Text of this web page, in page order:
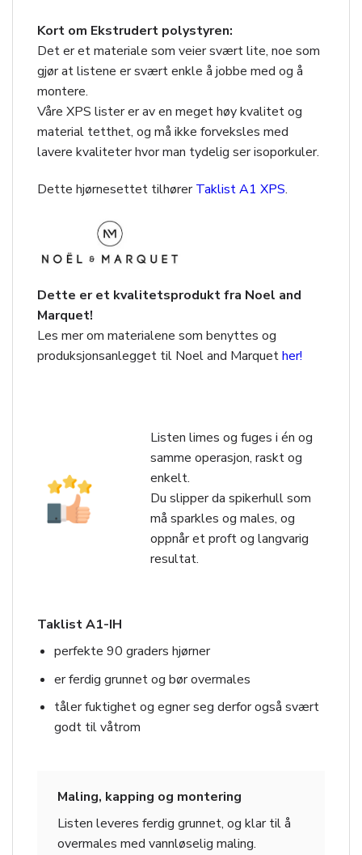
Kort om Ekstrudert polystyren:
Det er et materiale som veier svært lite, noe som
gjør at listene er svært enkle å jobbe med og å
montere.
Våre XPS lister er av en meget høy kvalitet og
material tetthet, og må ikke forveksles med
lavere kvaliteter hvor man tydelig ser isoporkuler.
Dette hjørnesettet tilhørerTaklist A1 XPS.
Dette er et kvalitetsprodukt fra Noel and
Marquet!
Les mer om materialene som benyttes og
produksjonsanlegget til Noel and Marquether!
Listen limes og fuges i én og
samme operasjon, raskt og
enkelt.
Du slipper da spikerhull som
må sparkles og males, og
oppnår et proft og langvarig
resultat.
Taklist A1-IH
perfekte 90 graders hjørner
er ferdig grunnet og bør overmales
tåler fuktighet og egner seg derfor også svært
godt til våtrom
Maling, kapping og montering
Listen leveres ferdig grunnet, og klar til å
overmales med vannløselig maling.